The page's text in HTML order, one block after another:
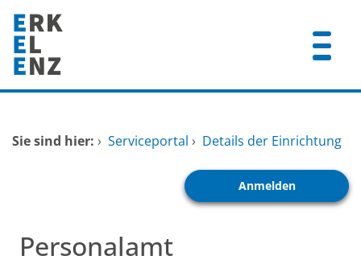
Zum Hauptinhalt springen
Dienstleistungen A-Z
Sie sind hier: › Serviceportal › Details der Einrichtung
Anmelden
Personalamt